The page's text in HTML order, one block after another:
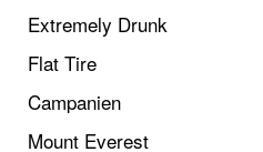
Extremely Drunk
Flat Tire
Campanien
Mount Everest